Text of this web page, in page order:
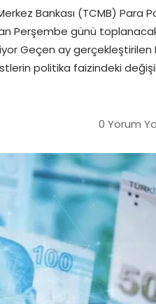
Bankası (TCMB) Para
Perşembe günü
Geçen ay gerçekleştirilen
politika faizindeki
0 Yorum